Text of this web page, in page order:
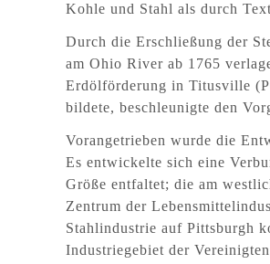
Kohle und Stahl als durch
Durch die Erschließung der
am Ohio River ab 1765
Erdölförderung in Titusville
bildete, beschleunigte den
Vorangetrieben wurde die
Es entwickelte sich eine
Größe entfaltet; die am
Zentrum der
Stahlindustrie auf Pittsburgh
Industriegebiet der